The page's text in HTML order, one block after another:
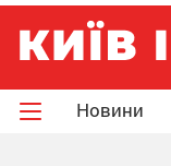
Новини